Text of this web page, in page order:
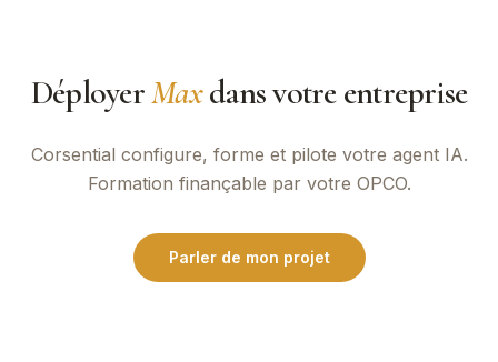
DéployerMaxdans votre entreprise
Corsential configure, forme et pilote votre agent IA.
Formation finançable par votre OPCO.
Parler de mon projet